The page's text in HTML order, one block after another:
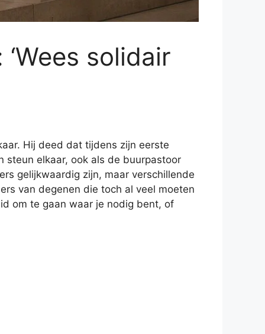
solidair
Hij deed dat tijdens zijn eerste
steun elkaar, ook als de buurpastoor
gelijkwaardig zijn, maar verschillende
van degenen die toch al veel moeten
om te gaan waar je nodig bent, of